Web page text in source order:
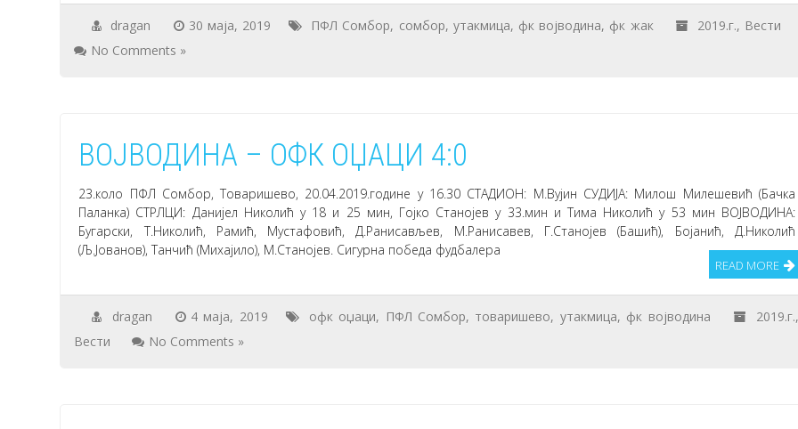
dragan 30 маја, 2019 ПФЛ Сомбор, сомбор, утакмица, фк војводина, фк жак 2019.г., Вести
No Comments »
ВОЈВОДИНА – ОФК ОЏАЦИ 4:0
23.коло ПФЛ Сомбор, Товаришево, 20.04.2019.године у 16.30 СТАДИОН: М.Вујин СУДИЈА: Милош Милешевић (Бачка
Паланка) СТРЛЦИ: Данијел Николић у 18 и 25 мин, Гојко Станојев у 33.мин и Тима Николић у 53 мин ВОЈВОДИНА:
Бугарски, Т.Николић, Рамић, Мустафовић, Д.Ранисављев, М.Ранисавев, Г.Станојев (Башић), Бојанић, Д.Николић
(Љ.Јованов), Танчић (Михајило), М.Станојев. Сигурна победа фудбалера
READ MORE
dragan 4 маја, 2019 офк оџаци, ПФЛ Сомбор, товаришево, утакмица, фк војводина 2019.г.
Вести
No Comments »